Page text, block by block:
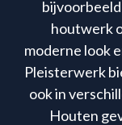
houtwerk
moderne look
Pleisterwerk
ook in
Houten